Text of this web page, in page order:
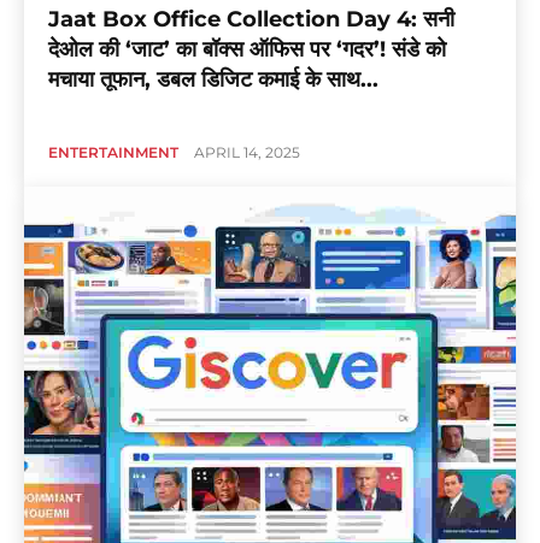
Jaat Box Office Collection Day 4: सनी
देओल की ‘जाट’ का बॉक्स ऑफिस पर ‘गदर’! संडे को
मचाया तूफान, डबल डिजिट कमाई के साथ...
ENTERTAINMENT APRIL 14, 2025